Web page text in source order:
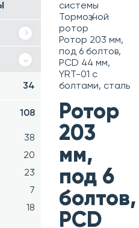
34
108
38
20
23
7
18
системы
Тормозной
ротор
Ротор 203 мм,
под 6 болтов,
PCD 44 мм,
YRT-01 с
болтами, сталь
Ротор
203
мм,
под 6
болтов,
PCD